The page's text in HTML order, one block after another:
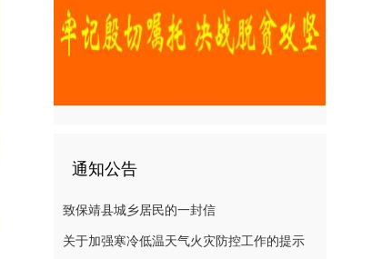
通知公告
致保靖县城乡居民的一封信
关于加强寒冷低温天气火灾防控工作的提示